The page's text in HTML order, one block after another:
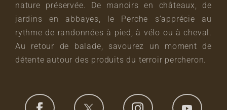
nature préservée. De manoirs en châteaux, de
jardins en abbayes, le Perche s’apprécie au
rythme de randonnées à pied, à vélo ou à cheval.
Au retour de balade, savourez un moment de
détente autour des produits du terroir percheron.